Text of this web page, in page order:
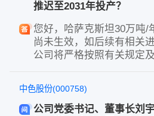
推迟至2031年投产？
您好，哈萨克斯坦30万吨/
尚未生效，如后续有相关
公司将严格按照有关规定
中色股份(000758)
公司党委书记、董事长刘